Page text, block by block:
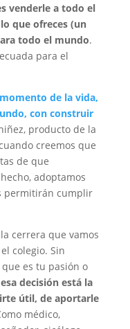
venderle a todo el
que ofreces (un
todo el mundo.
para el
de la vida,
con construir
producto de la
creemos que
de que
adoptamos
permitirán cumplir
cerrera que vamos
colegio. Sin
es tu pasión o
decisión está la
útil, de aportarle
médico,